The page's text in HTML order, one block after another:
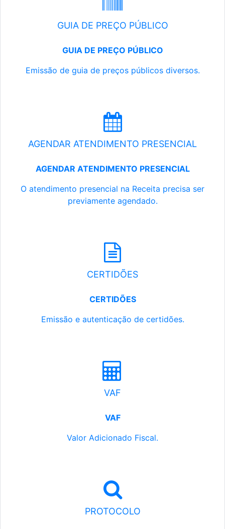
GUIA DE PREÇO PÚBLICO
GUIA DE PREÇO PÚBLICO
Emissão de guia de preços públicos diversos.
AGENDAR ATENDIMENTO PRESENCIAL
AGENDAR ATENDIMENTO PRESENCIAL
O atendimento presencial na Receita precisa ser
previamente agendado.
CERTIDÕES
CERTIDÕES
Emissão e autenticação de certidões.
VAF
VAF
Valor Adicionado Fiscal.
PROTOCOLO